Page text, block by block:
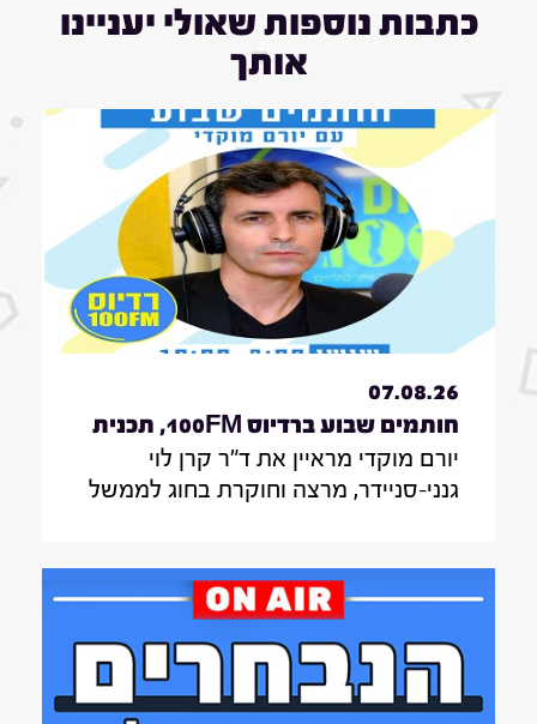
כתבות נוספות שאולי יעניינו
אותך
07.08.26
חותמים שבוע ברדיוס 100FM, תכנית
330, 07 באוגוסט 2026
יורם מוקדי מראיין את ד"ר קרן לוי
גנני-סניידר, מרצה וחוקרת בחוג לממשל
אי-הישארותם של אזרחים ללא חשמל
בעת איום בטחוני; לילך סיגן, חוקרת
תקשורת באונ' בר אילן, על מחקר חדש
על הדרך שבה הניו יורק טיימס דיווח על
אבדות בעזה במהלך שנתיים של מלחמה;